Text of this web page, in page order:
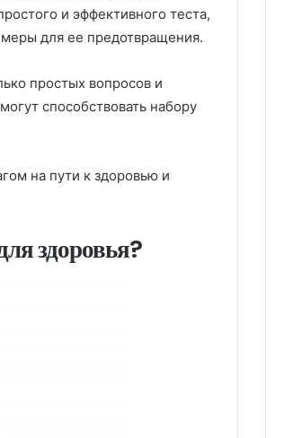
и эффективного теста,
для ее предотвращения.
простых вопросов и
способствовать набору
на пути к здоровью и
здоровья?